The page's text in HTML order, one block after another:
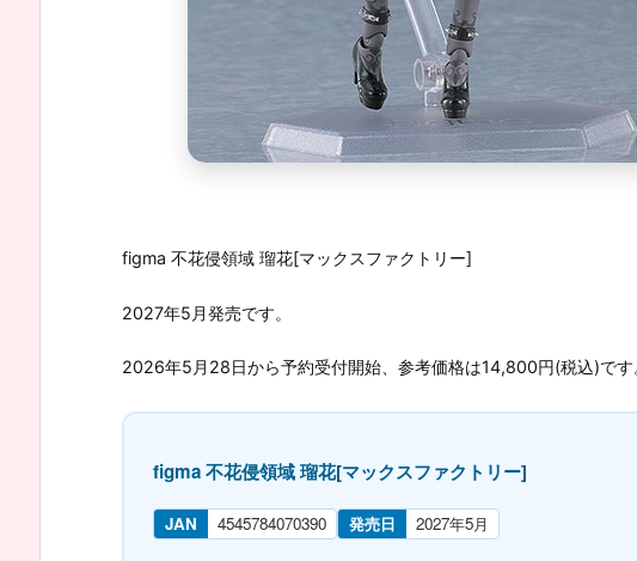
figma 不花侵領域 瑠花[マックスファクトリー]
2027年5月発売です。
2026年5月28日から予約受付開始、参考価格は14,800円(税込)です
figma 不花侵領域 瑠花[マックスファクトリー]
JAN 4545784070390 発売日 2027年5月